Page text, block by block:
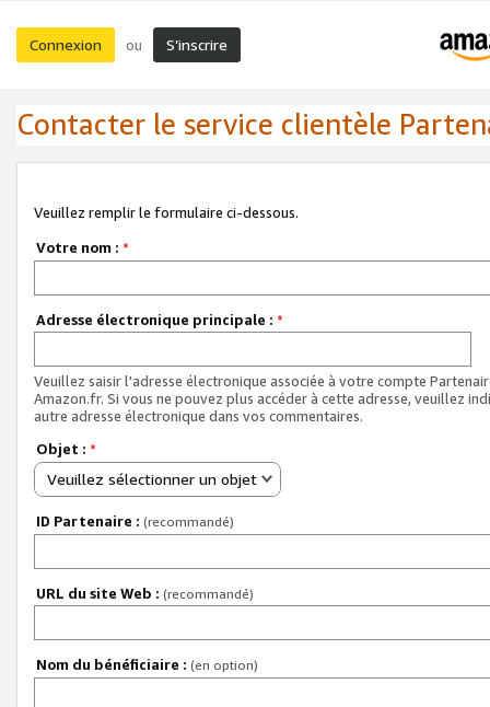
Connexion ou S’inscrire
Contacter le service clientèle
Veuillez remplir le formulaire ci-dessous.
Votre nom : *
Adresse électronique principale : *
Veuillez saisir l'adresse électronique associée à votre compte
Amazon.fr. Si vous ne pouvez plus accéder à cette adresse, veuillez
autre adresse électronique dans vos commentaires.
Objet : *
Veuillez sélectionner un objet
ID Partenaire : (recommandé)
URL du site Web : (recommandé)
Nom du bénéficiaire : (en option)